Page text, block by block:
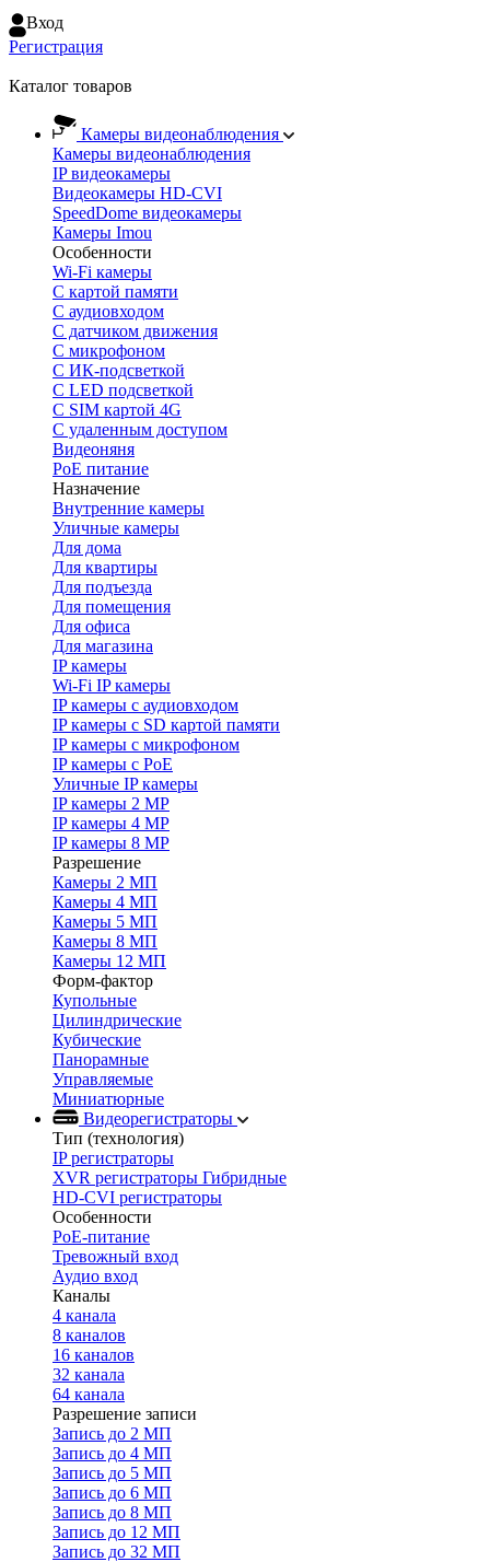
Вход
Регистрация
Каталог товаров
Камеры видеонаблюдения
Камеры видеонаблюдения
IP видеокамеры
Видеокамеры HD-CVI
SpeedDome видеокамеры
Камеры Imou
Особенности
Wi-Fi камеры
С картой памяти
С аудиовходом
С датчиком движения
С микрофоном
С ИК-подсветкой
С LED подсветкой
C SIM картой 4G
C удаленным доступом
Видеоняня
PoE питание
Назначение
Внутренние камеры
Уличные камеры
Для дома
Для квартиры
Для подъезда
Для помещения
Для офиса
Для магазина
IP камеры
Wi-Fi IP камеры
IP камеры с аудиовходом
IP камеры с SD картой памяти
IP камеры с микрофоном
IP камеры с PoE
Уличные IP камеры
IP камеры 2 MP
IP камеры 4 MP
IP камеры 8 MP
Разрешение
Камеры 2 МП
Камеры 4 МП
Камеры 5 МП
Камеры 8 МП
Камеры 12 МП
Форм-фактор
Купольные
Цилиндрические
Кубические
Панорамные
Управляемые
Миниатюрные
Видеорегистраторы
Тип (технология)
IP регистраторы
XVR регистраторы Гибридные
HD-CVI регистраторы
Особенности
PoE-питание
Тревожный вход
Аудио вход
Каналы
4 канала
8 каналов
16 каналов
32 канала
64 канала
Разрешение записи
Запись до 2 МП
Запись до 4 МП
Запись до 5 МП
Запись до 6 МП
Запись до 8 МП
Запись до 12 МП
Запись до 32 МП